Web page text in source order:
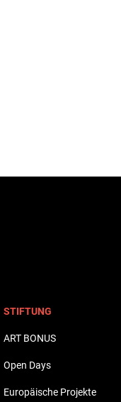
STIFTUNG
ART BONUS
Open Days
Europäische Projekte